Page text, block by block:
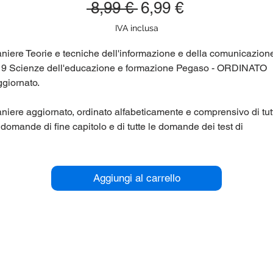
8,99 € Prezzo
regolare
6,99 €Prezzo
IVA inclusa
Teorie e tecniche dell'informazione e della
Scienze dell'educazione e formazione Pegaso - ORDINATO
aggiornato, ordinato alfabeticamente e comprensivo di
di fine capitolo e di tutte le domande dei test di
maggiori informazioni contattaci qui sul sito (chat in basso a
Aggiungi al carrello